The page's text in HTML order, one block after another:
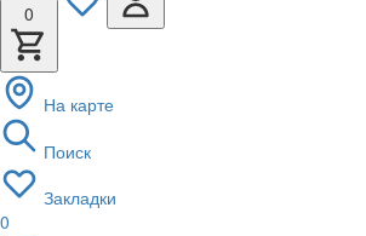
0
На карте
Поиск
Закладки
0